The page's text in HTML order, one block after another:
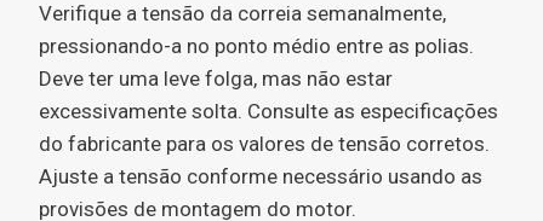
Verifique a tensão da correia semanalmente,
pressionando-a no ponto médio entre as polias.
Deve ter uma leve folga, mas não estar
excessivamente solta. Consulte as especificações
do fabricante para os valores de tensão corretos.
Ajuste a tensão conforme necessário usando as
provisões de montagem do motor.